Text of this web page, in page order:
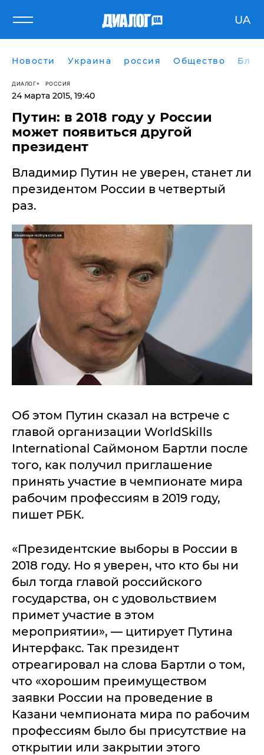
UA
Новости Украина россия Общество
ДИАЛОГ РОССИЯ
24 марта 2015, 19:40
Путин: в 2018 году у России
может появиться другой
президент
Владимир Путин не уверен, станет ли
президентом России в четвертый
раз.
Об этом Путин сказал на встрече с
главой организации WorldSkills
International Саймоном Бартли после
того, как получил приглашение
принять участие в чемпионате мира
рабочим профессиям в 2019 году,
пишет РБК.
«Президентские выборы в России в
2018 году. Но я уверен, что кто бы ни
был тогда главой российского
государства, он с удовольствием
примет участие в этом
мероприятии», — цитирует Путина
Интерфакс. Так президент
отреагировал на слова Бартли о том,
что «хорошим преимуществом
заявки России на проведение в
Казани чемпионата мира по рабочим
профессиям было бы присутствие на
открытии или закрытии этого